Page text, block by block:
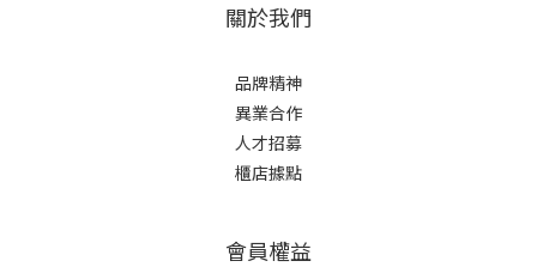
關於我們
品牌精神
異業合作
人才招募
櫃店據點
會員權益